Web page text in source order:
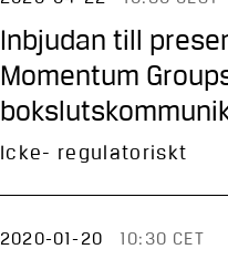
Inbjudan till
Momentum
Icke- regulatoriskt
2020-01-20 10:30 CET